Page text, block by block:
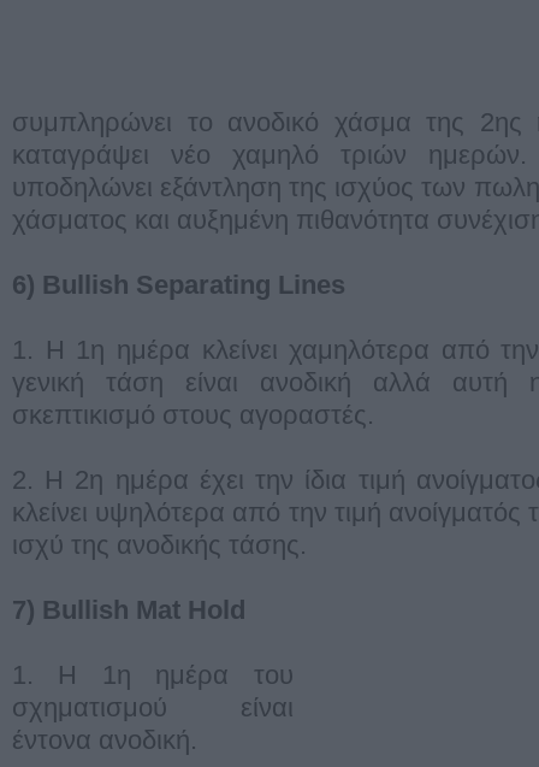
συμπληρώνει το ανοδικό χάσμα της
καταγράψει νέο χαμηλό τριών
υποδηλώνει εξάντληση της ισχύος των
χάσματος και αυξημένη πιθανότητα
6) Bullish Separating Lines
1. Η 1η ημέρα κλείνει χαμηλότερα από
γενική τάση είναι ανοδική αλλά αυτή
σκεπτικισμό στους αγοραστές.
2. Η 2η ημέρα έχει την ίδια τιμή
κλείνει υψηλότερα από την τιμή ανοίγματός
ισχύ της ανοδικής τάσης.
7) Bullish Mat Hold
1. Η 1η ημέρα του
σχηματισμού είναι
έντονα ανοδική.